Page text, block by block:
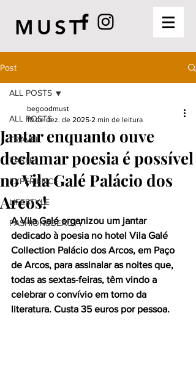
MUST
Post
ALL POSTS
TRAVEL
TASTE
EXPERIENCE
LIFESTYLE
FASHION&BEAUTY
ALL POSTS
Jantar enquanto ouve
declamar poesia é possível
no Vila Galé Palácio dos
Arcos!
begoodmust
10 de dez. de 2025 2 min de leitura
A Vila Galé organizou um jantar
dedicado à poesia no hotel Vila Galé
Collection Palácio dos Arcos, em Paço
de Arcos, para assinalar as noites que,
todas as sextas-feiras, têm vindo a
celebrar o convívio em torno da
literatura. Custa 35 euros por pessoa.